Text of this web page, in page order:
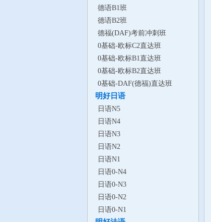
德语B1班
德语B2班
德福(DAF)考前冲刺班
0基础-欧标C2直达班
0基础-欧标B1直达班
0基础-欧标B2直达班
0基础-DAF(德福)直达班
明好日语
日语N5
日语N4
日语N3
日语N2
日语N1
日语0-N4
日语0-N3
日语0-N2
日语0-N1